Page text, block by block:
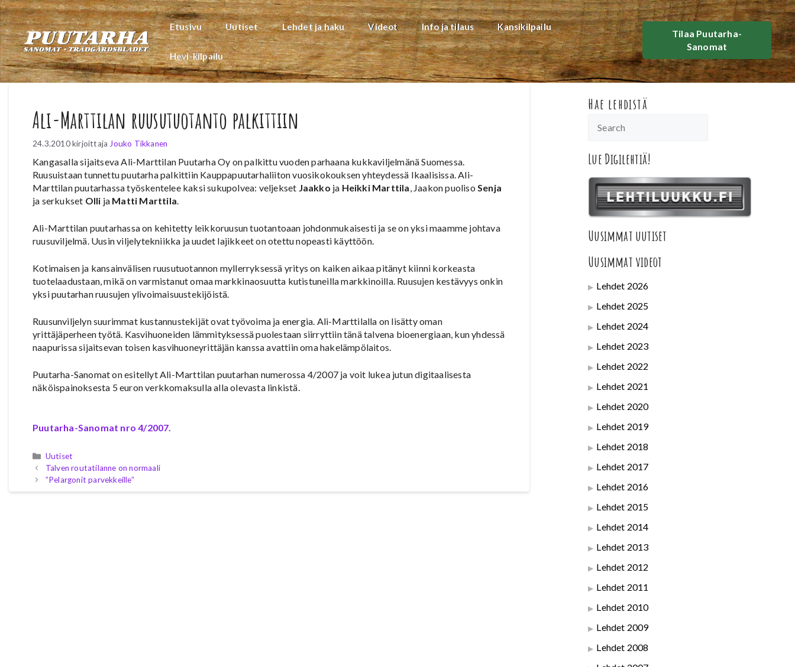
Siirry
sisältöön
Etusivu Uutiset Lehdet ja haku Videot Info ja tilaus Kansikilpailu
Hevi-kilpailu
Tilaa Puutarha-
Sanomat
Ali-Marttilan ruusutuotanto palkittiin
24.3.2010 kirjoittaja Jouko Tikkanen
Kangasalla sijaitseva Ali-Marttilan Puutarha Oy on palkittu vuoden parhaana kukkaviljelmänä Suomessa.
Ruusuistaan tunnettu puutarha palkittiin Kauppapuutarhaliiton vuosikokouksen yhteydessä Ikaalisissa. Ali-
Marttilan puutarhassa työskentelee kaksi sukupolvea: veljekset Jaakko ja Heikki Marttila , Jaakon puoliso Senja
ja serkukset Olli ja Matti Marttila
Ali-Marttilan puutarhassa on kehitetty leikkoruusun tuotantoaan johdonmukaisesti ja se on yksi maamme johtava
ruusuviljelmä. Uusin viljelytekniikka ja uudet lajikkeet on otettu nopeasti käyttöön.
Kotimaisen ja kansainvälisen ruusutuotannon myllerryksessä yritys on kaiken aikaa pitänyt kiinni korkeasta
tuotelaadustaan, mikä on varmistanut omaa markkinaosuutta kutistuneilla markkinoilla. Ruusujen kestävyys onkin
yksi puutarhan ruusujen ylivoimaisuustekijöistä.
Ruusunviljelyn suurimmat kustannustekijät ovat työvoima ja energia. Ali-Marttilalla on lisätty oman
yrittäjäperheen työtä. Kasvihuoneiden lämmityksessä puolestaan siirryttiin tänä talvena bioenergiaan, kun yhdessä
naapurissa sijaitsevan toisen kasvihuoneyrittäjän kanssa avattiin oma hakelämpölaitos.
Puutarha-Sanomat on esitellyt Ali-Marttilan puutarhan numerossa 4/2007 ja voit lukea jutun digitaalisesta
näköispainoksesta 5 euron verkkomaksulla alla olevasta linkistä.
Puutarha-Sanomat nro 4/2007.
Kategoriat
Uutiset
Talven routatilanne on normaali
”Pelargonit parvekkeille”
Hae lehdistä
Lue Digilehtiä!
Uusimmat uutiset
Uusimmat videot
Lehdet 2026
Lehdet 2025
Lehdet 2024
Lehdet 2023
Lehdet 2022
Lehdet 2021
Lehdet 2020
Lehdet 2019
Lehdet 2018
Lehdet 2017
Lehdet 2016
Lehdet 2015
Lehdet 2014
Lehdet 2013
Lehdet 2012
Lehdet 2011
Lehdet 2010
Lehdet 2009
Lehdet 2008